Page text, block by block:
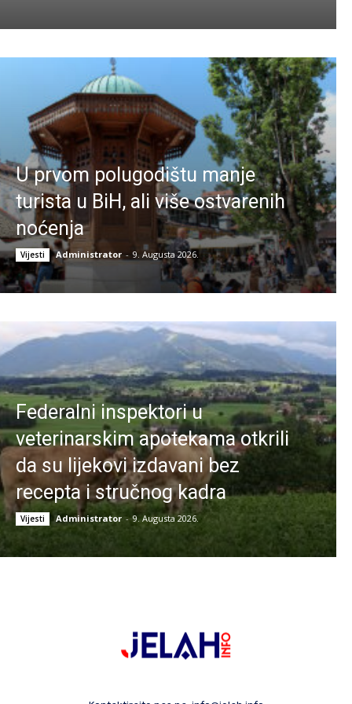
U prvom polugodištu manje
turista u BiH, ali više ostvarenih
noćenja
Vijesti Administrator - 9. Augusta 2026.
Federalni inspektori u
veterinarskim apotekama otkrili
da su lijekovi izdavani bez
recepta i stručnog kadra
Vijesti Administrator - 9. Augusta 2026.